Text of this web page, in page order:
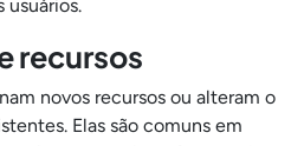
usuários.
recursos
novos recursos ou alteram o
Elas são comuns em